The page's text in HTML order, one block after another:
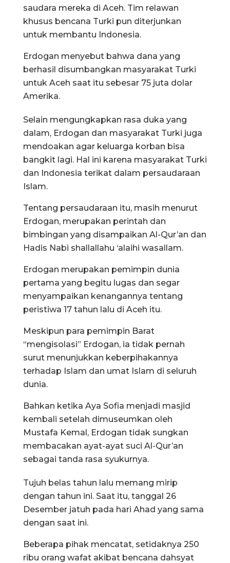
saudara mereka di Aceh. Tim relawan
khusus bencana Turki pun diterjunkan
untuk membantu Indonesia.
Erdogan menyebut bahwa dana yang
berhasil disumbangkan masyarakat Turki
untuk Aceh saat itu sebesar 75 juta dolar
Amerika.
Selain mengungkapkan rasa duka yang
dalam, Erdogan dan masyarakat Turki juga
mendoakan agar keluarga korban bisa
bangkit lagi. Hal ini karena masyarakat Turki
dan Indonesia terikat dalam persaudaraan
Islam.
Tentang persaudaraan itu, masih menurut
Erdogan, merupakan perintah dan
bimbingan yang disampaikan Al-Qur’an dan
Hadis Nabi shallallahu ‘alaihi wasallam.
Erdogan merupakan pemimpin dunia
pertama yang begitu lugas dan segar
menyampaikan kenangannya tentang
peristiwa 17 tahun lalu di Aceh itu.
Meskipun para pemimpin Barat
“mengisolasi” Erdogan, ia tidak pernah
surut menunjukkan keberpihakannya
terhadap Islam dan umat Islam di seluruh
dunia.
Bahkan ketika Aya Sofia menjadi masjid
kembali setelah dimuseumkan oleh
Mustafa Kemal, Erdogan tidak sungkan
membacakan ayat-ayat suci Al-Qur’an
sebagai tanda rasa syukurnya.
Tujuh belas tahun lalu memang mirip
dengan tahun ini. Saat itu, tanggal 26
Desember jatuh pada hari Ahad yang sama
dengan saat ini.
Beberapa pihak mencatat, setidaknya 250
ribu orang wafat akibat bencana dahsyat